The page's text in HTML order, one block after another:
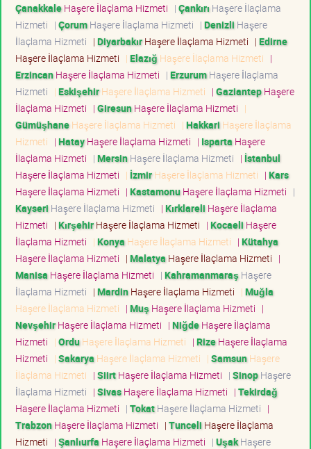
ÇanakkaleHaşere İlaçlama Hizmeti | Çankırı Haşere İlaçlama
Hizmeti | ÇorumHaşere İlaçlama Hizmeti | Denizli Haşere
İlaçlama Hizmeti | DiyarbakırHaşere İlaçlama Hizmeti | Edirne
Haşere İlaçlama Hizmeti | Elazığ Haşere İlaçlama Hizmeti |
ErzincanHaşere İlaçlama Hizmeti | ErzurumHaşere İlaçlama
Hizmeti | EskişehirHaşere İlaçlama Hizmeti | GaziantepHaşere
İlaçlama Hizmeti | GiresunHaşere İlaçlama Hizmeti |
GümüşhaneHaşere İlaçlama Hizmeti | Hakkari Haşere İlaçlama
Hizmeti | HatayHaşere İlaçlama Hizmeti | Isparta Haşere
İlaçlama Hizmeti | MersinHaşere İlaçlama Hizmeti | İstanbul
Haşere İlaçlama Hizmeti | İzmirHaşere İlaçlama Hizmeti | Kars
Haşere İlaçlama Hizmeti | KastamonuHaşere İlaçlama Hizmeti |
Kayseri Haşere İlaçlama Hizmeti | Kırklareli Haşere İlaçlama
Hizmeti | KırşehirHaşere İlaçlama Hizmeti | Kocaeli Haşere
İlaçlama Hizmeti | Konya Haşere İlaçlama Hizmeti | Kütahya
Haşere İlaçlama Hizmeti | Malatya Haşere İlaçlama Hizmeti |
Manisa Haşere İlaçlama Hizmeti | Kahramanmaraş Haşere
İlaçlama Hizmeti | MardinHaşere İlaçlama Hizmeti | Muğla
Haşere İlaçlama Hizmeti | Muş Haşere İlaçlama Hizmeti |
NevşehirHaşere İlaçlama Hizmeti | NiğdeHaşere İlaçlama
Hizmeti | OrduHaşere İlaçlama Hizmeti | RizeHaşere İlaçlama
Hizmeti | Sakarya Haşere İlaçlama Hizmeti | SamsunHaşere
İlaçlama Hizmeti | SiirtHaşere İlaçlama Hizmeti | SinopHaşere
İlaçlama Hizmeti | SivasHaşere İlaçlama Hizmeti | Tekirdağ
Haşere İlaçlama Hizmeti | TokatHaşere İlaçlama Hizmeti |
TrabzonHaşere İlaçlama Hizmeti | Tunceli Haşere İlaçlama
Hizmeti | Şanlıurfa Haşere İlaçlama Hizmeti | UşakHaşere